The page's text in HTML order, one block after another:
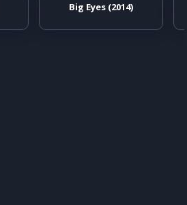
Big Eyes (2014)